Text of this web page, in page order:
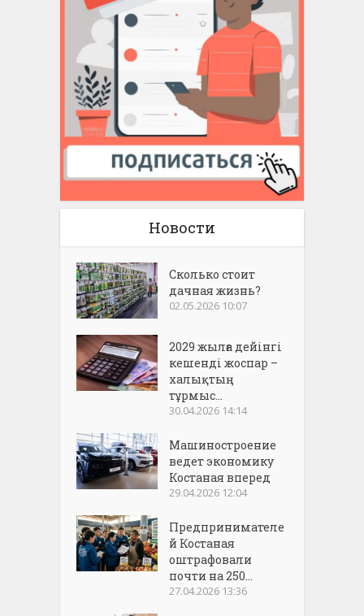
Новости
Сколько стоит
дачная жизнь?
02.05.2026 10:07
2029 жылға дейінгі
кешенді жоспар –
халықтың
тұрмыс...
30.04.2026 14:14
Машиностроение
ведет экономику
Костаная вперед
29.04.2026 12:04
Предпринимателе
й Костаная
оштрафовали
почти на 250...
27.04.2026 13:36